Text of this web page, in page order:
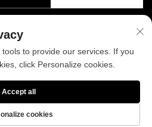
業有限公司、すべての権利を保有。
ニュース お問い合わせ
to provide our services. If you
click Personalize cookies.
cookies
Accept all